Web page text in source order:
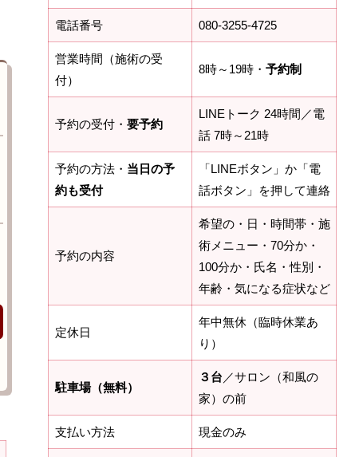
電話番号 080-3255-4725
営業時間（施術の受
付）
8時～19時・ 予約制
予約の受付・ 要予約
LINEトーク 24時間／電
話 7時～21時
予約の方法・ 当日の予
約も受付
「LINEボタン」か「電
話ボタン」を押して連絡
予約の内容
希望の・日・時間帯・施
術メニュー・70分か・
100分か・氏名・性別・
年齢・気になる症状など
定休日
年中無休（臨時休業あ
り）
駐車場（無料）
３台 ／サロン（和風の
家）の前
支払い方法 現金のみ